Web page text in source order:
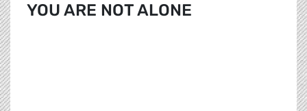
YOU ARE NOT ALONE